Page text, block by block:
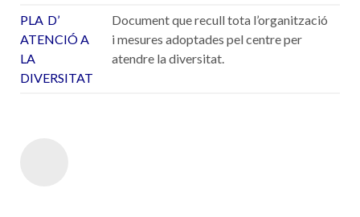
PLA D’
ATENCIÓ A
LA
DIVERSITAT
Document que recull tota l’organització
i mesures adoptades pel centre per
atendre la diversitat.